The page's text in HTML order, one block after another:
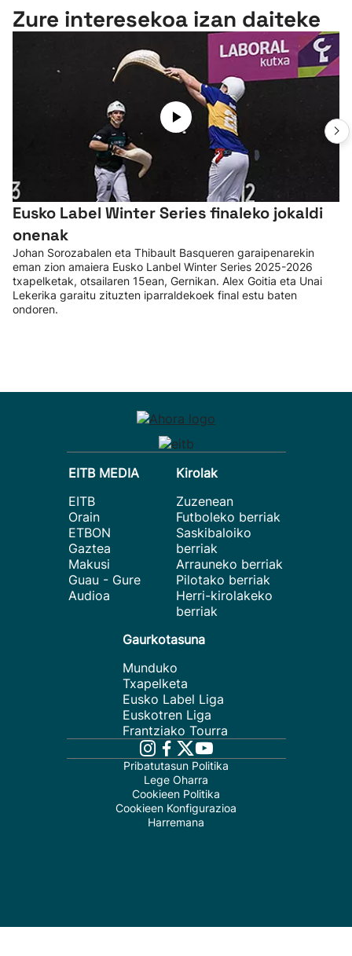
Zure interesekoa izan daiteke
Eusko Label Winter Series finaleko jokaldi
onenak
Johan Sorozabalen eta Thibault Basqueren garaipenarekin
eman zion amaiera Eusko Lanbel Winter Series 2025-2026
txapelketak, otsailaren 15ean, Gernikan. Alex Goitia eta Unai
Lekerika garaitu zituzten iparraldekoek final estu baten
ondoren.
EITB MEDIA
EITB
Orain
ETBON
Gaztea
Makusi
Guau - Gure
Audioa
Kirolak
Zuzenean
Futboleko berriak
Saskibaloiko
berriak
Arrauneko berriak
Pilotako berriak
Herri-kirolakeko
berriak
Gaurkotasuna
Munduko
Txapelketa
Eusko Label Liga
Euskotren Liga
Frantziako Tourra
Pribatutasun Politika
Lege Oharra
Cookieen Politika
Cookieen Konfigurazioa
Harremana